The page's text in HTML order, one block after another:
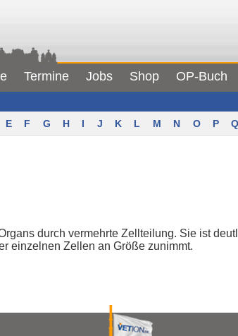
Termine Jobs Shop OP-Buch
E F G H I J K L M N O P Q
durch vermehrte Zellteilung. Sie ist
einzelnen Zellen an Größe zunimmt.